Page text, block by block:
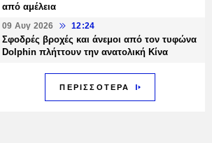
από αμέλεια
09 Αυγ 2026 12:24
Σφοδρές βροχές και άνεμοι από τον τυφώνα
Dolphin πλήττουν την ανατολική Κίνα
ΠΕΡΙΣΣΟΤΕΡΑ